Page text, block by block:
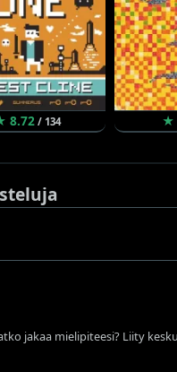
8.72 / 134 ★
jakaa mielipiteesi? Liity